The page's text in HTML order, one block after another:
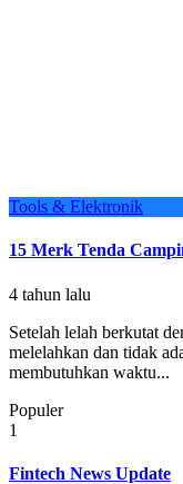
Tools & Elektronik
15 Merk Tenda
4 tahun lalu
Setelah lelah berkutat
melelahkan dan tidak
membutuhkan waktu...
Populer
1
Fintech News Update